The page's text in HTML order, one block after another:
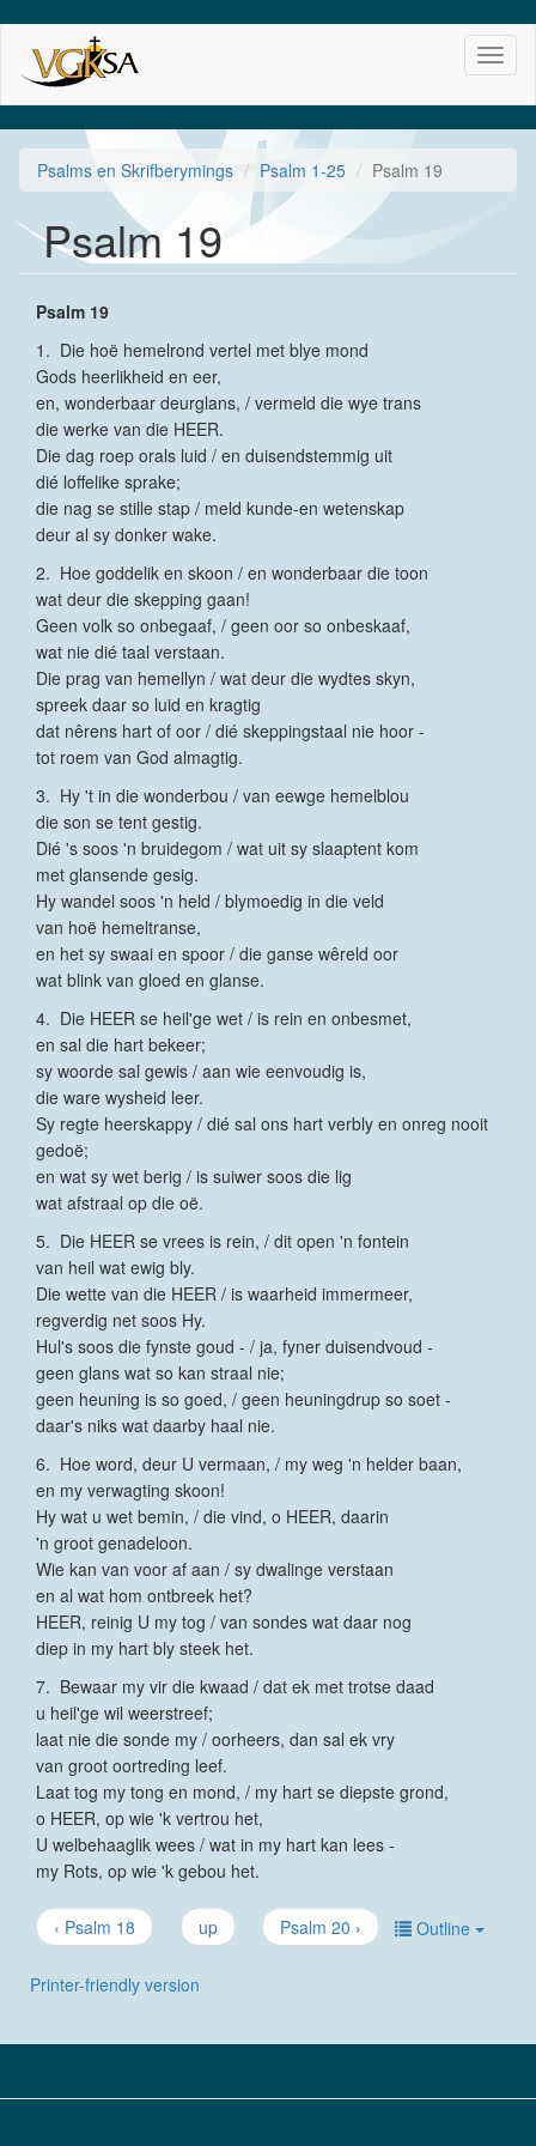
main
content
Psalms en Skrifberymings Psalm 1-25 Psalm 19
Psalm 19
Psalm 19
1. Die hoë hemelrond vertel met blye mond
Gods heerlikheid en eer,
en, wonderbaar deurglans, / vermeld die wye trans
die werke van die HEER.
Die dag roep orals luid / en duisendstemmig uit
dié loffelike sprake;
die nag se stille stap / meld kunde-en wetenskap
deur al sy donker wake.
2. Hoe goddelik en skoon / en wonderbaar die toon
wat deur die skepping gaan!
Geen volk so onbegaaf, / geen oor so onbeskaaf,
wat nie dié taal verstaan.
Die prag van hemellyn / wat deur die wydtes skyn,
spreek daar so luid en kragtig
dat nêrens hart of oor / dié skeppingstaal nie hoor -
tot roem van God almagtig.
3. Hy 't in die wonderbou / van eewge hemelblou
die son se tent gestig.
Dié 's soos 'n bruidegom / wat uit sy slaaptent kom
met glansende gesig.
Hy wandel soos 'n held / blymoedig in die veld
van hoë hemeltranse,
en het sy swaai en spoor / die ganse wêreld oor
wat blink van gloed en glanse.
4. Die HEER se heil'ge wet / is rein en onbesmet,
en sal die hart bekeer;
sy woorde sal gewis / aan wie eenvoudig is,
die ware wysheid leer.
Sy regte heerskappy / dié sal ons hart verbly en onreg nooit
gedoë;
en wat sy wet berig / is suiwer soos die lig
wat afstraal op die oë.
5. Die HEER se vrees is rein, / dit open 'n fontein
van heil wat ewig bly.
Die wette van die HEER / is waarheid immermeer,
regverdig net soos Hy.
Hul's soos die fynste goud - / ja, fyner duisendvoud -
geen glans wat so kan straal nie;
geen heuning is so goed, / geen heuningdrup so soet -
daar's niks wat daarby haal nie.
6. Hoe word, deur U vermaan, / my weg 'n helder baan,
en my verwagting skoon!
Hy wat u wet bemin, / die vind, o HEER, daarin
'n groot genadeloon.
Wie kan van voor af aan / sy dwalinge verstaan
en al wat hom ontbreek het?
HEER, reinig U my tog / van sondes wat daar nog
diep in my hart bly steek het.
7. Bewaar my vir die kwaad / dat ek met trotse daad
u heil'ge wil weerstreef;
laat nie die sonde my / oorheers, dan sal ek vry
van groot oortreding leef.
Laat tog my tong en mond, / my hart se diepste grond,
o HEER, op wie 'k vertrou het,
U welbehaaglik wees / wat in my hart kan lees -
my Rots, op wie 'k gebou het.
Outline
‹ Psalm 18 up Psalm 20 ›
Printer-friendly version